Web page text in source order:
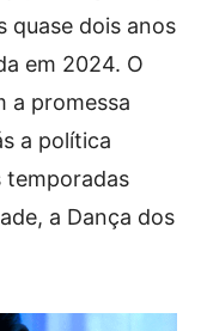
quase dois anos
em 2024. O
a promessa
a política
temporadas
a Dança dos